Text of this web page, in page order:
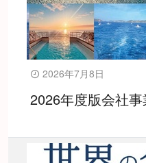
2026年7月8日
2026年度版会社事